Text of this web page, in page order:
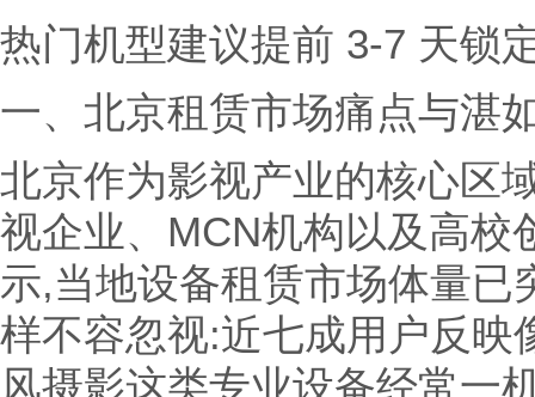
热门机型建议提前 3-7 天锁
一、北京租赁市场痛点与湛
北京作为影视产业的核心区
视企业、MCN机构以及高校
示,当地设备租赁市场体量已
样不容忽视:近七成用户反映
风摄影这类专业设备经常一